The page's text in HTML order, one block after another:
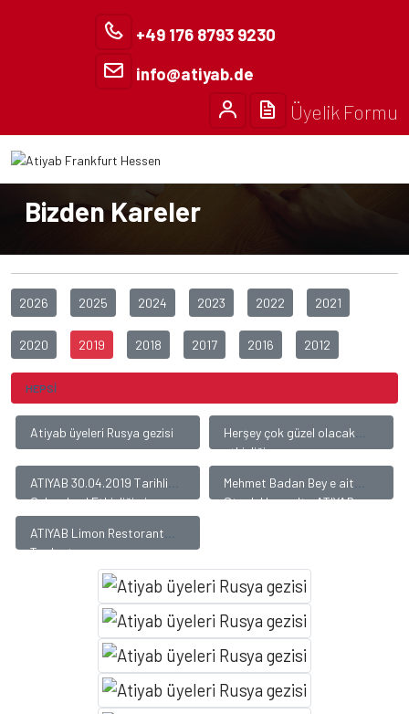
+49 176 8793 9230
info@atiyab.de
Üyelik Formu
Bizden Kareler
2026 2025 2024 2023 2022 2021
2020 2019 2018 2017 2016 2012
HEPSİ
Atiyab üyeleri Rusya gezisi
Herşey çok güzel olacak
etkinliği
ATIYAB 30.04.2019 Tarihli
Geleneksel Etkinliğimiz
Mehmet Badan Bey e ait
Steak House 'ta ATIYAB
ATIYAB Limon Restorant
Toplantısı